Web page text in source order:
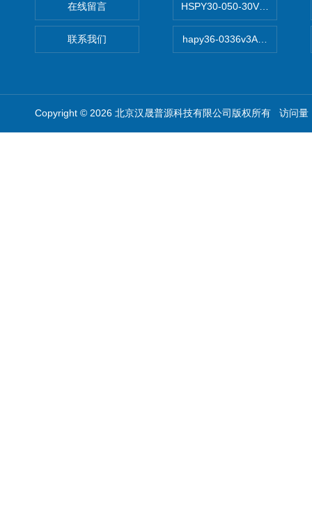
在线留言
联系我们
HSPY30-050-30V/-05A可调
hapy36-0336v3A高精度小型
Copyright © 2026 北京汉晟普源科技有限公司版权所有 访问量